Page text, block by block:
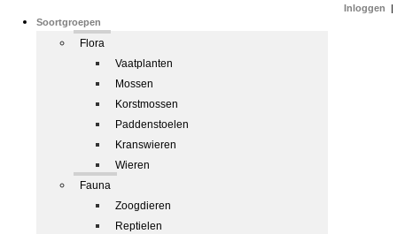
Soortgroepen
Flora
Vaatplanten
Mossen
Korstmossen
Paddenstoelen
Kranswieren
Wieren
Fauna
Zoogdieren
Reptielen
Inloggen |